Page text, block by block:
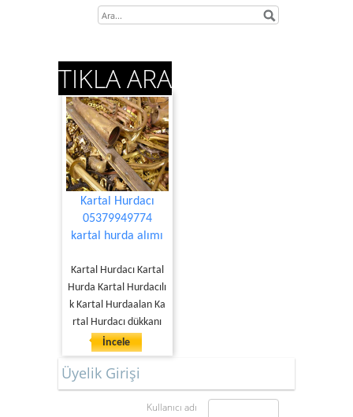
TIKLA ARA
Kartal Hurdacı
05379949774
kartal hurda alımı
Kartal Hurdacı Kartal
Hurda Kartal Hurdacılı
k Kartal Hurdaalan Ka
rtal Hurdacı dükkanı
İncele
Üyelik Girişi
Kullanıcı adı